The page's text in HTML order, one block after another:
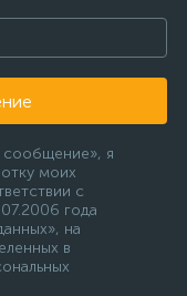
сообщение», я
моих
с
года
на
в